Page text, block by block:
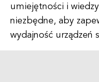
umiejętności i
niezbędne, aby
wydajność urządzeń